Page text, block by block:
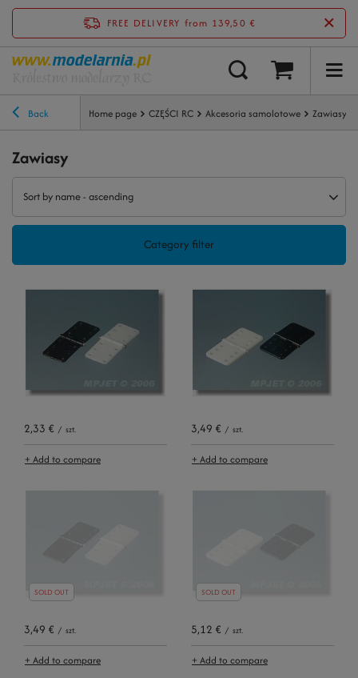
FREE DELIVERY from 139,50 €
Back Home page CZĘŚCI RC Akcesoria samolotowe Zawiasy
Zawiasy
Sort by name - ascending
Category filter
2,33 € / szt.
+ Add to compare
3,49 € / szt.
+ Add to compare
SOLD OUT
3,49 € / szt.
+ Add to compare
SOLD OUT
5,12 € / szt.
+ Add to compare